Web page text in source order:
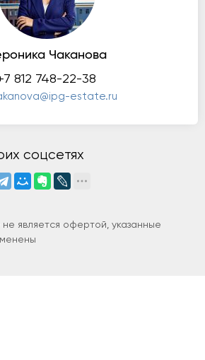
Чаканова
812 748-22-38
estate.ru
соцсетях
является офертой, указанные